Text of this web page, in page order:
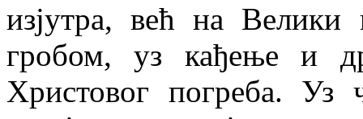
изјутра, већ на
гробом, уз кађење и
Христовог погреба. Уз